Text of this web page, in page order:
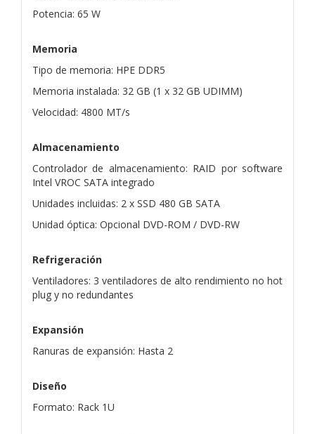
Potencia: 65 W
Memoria
Tipo de memoria: HPE DDR5
Memoria instalada: 32 GB (1 x 32 GB UDIMM)
Velocidad: 4800 MT/s
Almacenamiento
Controlador de almacenamiento: RAID por software
Intel VROC SATA integrado
Unidades incluidas: 2 x SSD 480 GB SATA
Unidad óptica: Opcional DVD-ROM / DVD-RW
Refrigeración
Ventiladores: 3 ventiladores de alto rendimiento no hot
plug y no redundantes
Expansión
Ranuras de expansión: Hasta 2
Diseño
Formato: Rack 1U